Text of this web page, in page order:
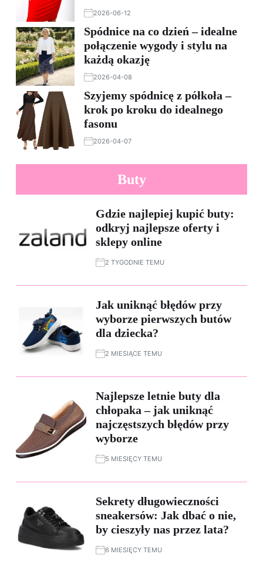
2026-06-12
Spódnice na co dzień – idealne
połączenie wygody i stylu na
każdą okazję
2026-04-08
Szyjemy spódnicę z półkoła –
krok po kroku do idealnego
fasonu
2026-04-07
Buty
Gdzie najlepiej kupić buty:
odkryj najlepsze oferty i
sklepy online
2 TYGODNIE TEMU
Jak uniknąć błędów przy
wyborze pierwszych butów
dla dziecka?
2 MIESIĄCE TEMU
Najlepsze letnie buty dla
chłopaka – jak uniknąć
najczęstszych błędów przy
wyborze
5 MIESIĘCY TEMU
Sekrety długowieczności
sneakersów: Jak dbać o nie,
by cieszyły nas przez lata?
6 MIESIĘCY TEMU